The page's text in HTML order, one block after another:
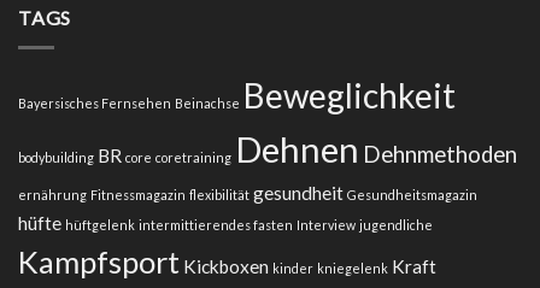
TAGS
Bayersisches Fernsehen Beinachse Beweglichkeit
bodybuilding BR core coretraining Dehnen Dehnmethoden
ernährung Fitnessmagazin flexibilität gesundheit Gesundheitsmagazin
hüfte hüftgelenk intermittierendes fasten Interview jugendliche
Kampfsport Kickboxen kinder kniegelenk Kraft